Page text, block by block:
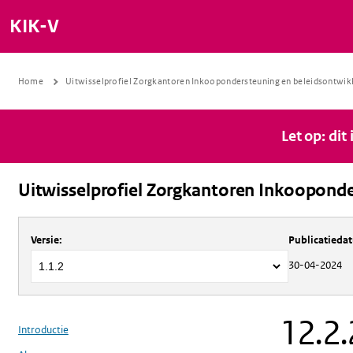
KIK-V
Home Uitwisselprofiel Zorgkantoren Inkoopondersteuning en
Let op: dit
Uitwisselprofiel Zorgkantoren
Over Uitwisselprofiel Zorgkantoren
Versie:
30-04-2024
Introductie